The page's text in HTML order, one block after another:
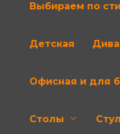
Выбираем по
Детская
Офисная и для
Столы